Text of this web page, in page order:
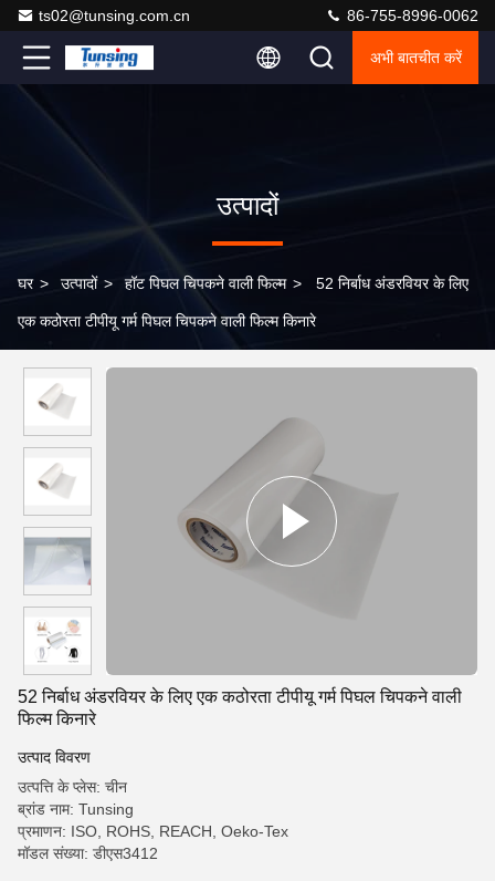
ts02@tunsing.com.cn 86-755-8996-0062
अभी बातचीत करें
उत्पादों
घर > उत्पादों > हॉट पिघल चिपकने वाली फिल्म > 52 निर्बाध अंडरवियर के लिए
एक कठोरता टीपीयू गर्म पिघल चिपकने वाली फिल्म किनारे
52 निर्बाध अंडरवियर के लिए एक कठोरता टीपीयू गर्म पिघल चिपकने वाली
फिल्म किनारे
उत्पाद विवरण
उत्पत्ति के प्लेस: चीन
ब्रांड नाम: Tunsing
प्रमाणन: ISO, ROHS, REACH, Oeko-Tex
मॉडल संख्या: डीएस3412